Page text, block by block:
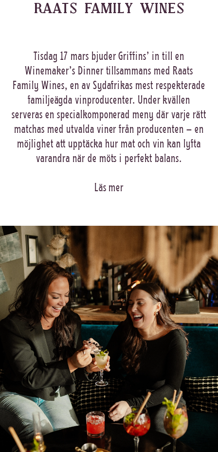
RAATS FAMILY WINES
Tisdag 17 mars bjuder Griffins’ in till en
Winemaker’s Dinner tillsammans med Raats
Family Wines, en av Sydafrikas mest respekterade
familjeägda vinproducenter. Under kvällen
serveras en specialkomponerad meny där varje rätt
matchas med utvalda viner från producenten – en
möjlighet att upptäcka hur mat och vin kan lyfta
varandra när de möts i perfekt balans.
Läs mer